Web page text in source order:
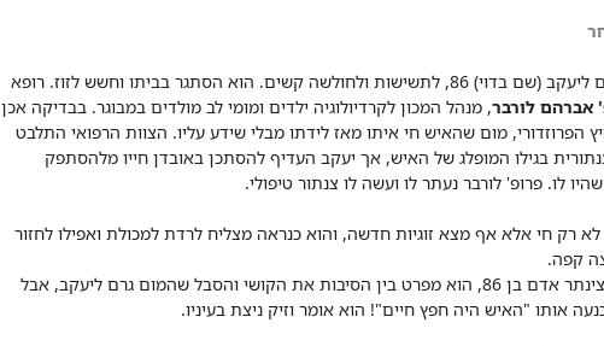
כל מאמץ ולו הקטן ביותר גרם ליעקב (שם בדוי) 86, לתשישות ולחולשה קשים. הוא הסתגר בביתו וחשש לזוז. רופא
אברהם לורבר, מנהל המכון לקרדיולוגיה ילדים ומומי לב מולדים במבוגר. בבדיקה אכן
הפרוזדורי, מום שהאיש חי איתו מאז לידתו מבלי שידע עליו. הצוות הרפואי התלבט
בגילו המופלג של האיש, אך יעקב העדיף להסתכן באובדן חייו מלהסתפק
לו. פרופ' לורבר נעתר לו ועשה לו צנתור טיפולי.
רק חי אלא אף מצא זוגיות חדשה, והוא כנראה מצליח לרדת למכולת ואפילו לחזור
קפה.
כשפרופ' לורבר מסביר מדוע צינתר אדם בן 86, הוא מפרט בין הסיבות את הקושי והסבל שהמום גרם ליעקב, אבל
אותו "האיש היה חפץ חיים"! הוא אומר וזיק ניצת בעיניו.